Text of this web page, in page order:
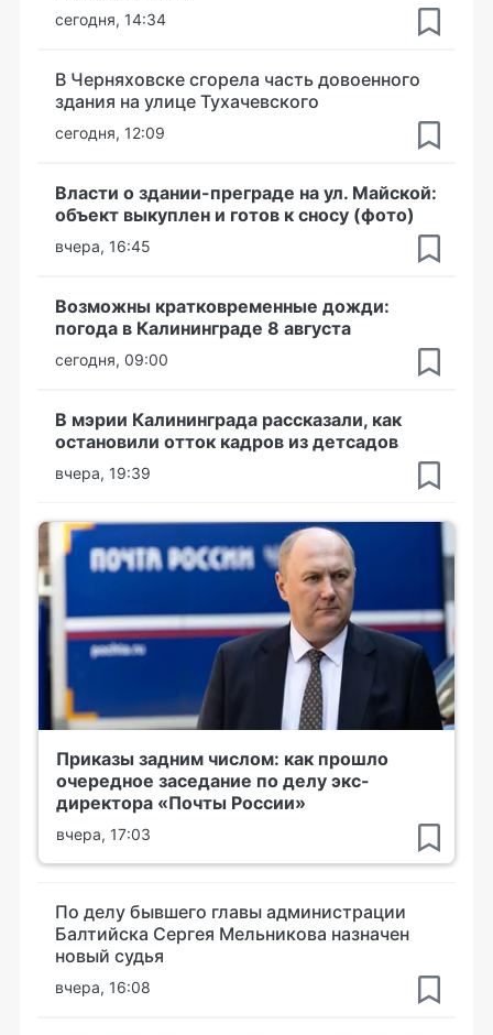
сегодня, 14:34
В Черняховске сгорела часть довоенного
здания на улице Тухачевского
сегодня, 12:09
Власти о здании-преграде на ул. Майской:
объект выкуплен и готов к сносу (фото)
вчера, 16:45
Возможны кратковременные дожди:
погода в Калининграде 8 августа
сегодня, 09:00
В мэрии Калининграда рассказали, как
остановили отток кадров из детсадов
вчера, 19:39
Приказы задним числом: как прошло
очередное заседание по делу экс-
директора «Почты России»
вчера, 17:03
По делу бывшего главы администрации
Балтийска Сергея Мельникова назначен
новый судья
вчера, 16:08